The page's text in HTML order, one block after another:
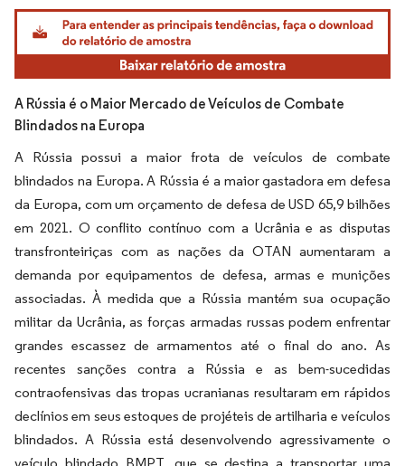
Imagem © Mordor Intelligence. O reuso requer atribuição conforme CC BY 4.0.
A Rússia é o Maior Mercado de Veículos de Combate
Blindados na Europa
A Rússia possui a maior frota de veículos de combate
blindados na Europa. A Rússia é a maior gastadora em defesa
da Europa, com um orçamento de defesa de USD 65,9 bilhões
em 2021. O conflito contínuo com a Ucrânia e as disputas
transfronteiriças com as nações da OTAN aumentaram a
demanda por equipamentos de defesa, armas e munições
associadas. À medida que a Rússia mantém sua ocupação
militar da Ucrânia, as forças armadas russas podem enfrentar
grandes escassez de armamentos até o final do ano. As
recentes sanções contra a Rússia e as bem-sucedidas
contraofensivas das tropas ucranianas resultaram em rápidos
declínios em seus estoques de projéteis de artilharia e veículos
blindados. A Rússia está desenvolvendo agressivamente o
veículo blindado BMPT, que se destina a transportar uma